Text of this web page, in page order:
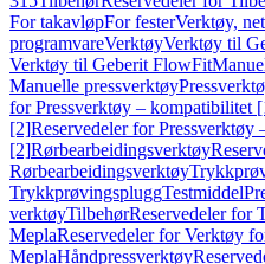
For takavløpFor festerVerktøy,
programvareVerktøyVerktøy til
Verktøy til Geberit FlowFit
Manuelle pressverktøy
for Pressverktøy – kompatibilitet
[2]Reservedeler for Pressverktøy
[2]Rørbearbeidingsverktøy
Rørbearbeidingsverktøy
TrykkprøvingspluggTestmiddel
verktøyTilbehørReservedeler for
MeplaReservedeler for Verktøy
MeplaHåndpressverktøy